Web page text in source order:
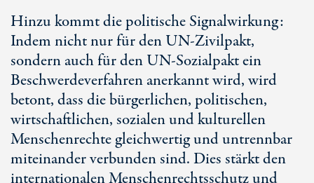
Hinzu kommt die politische Signalwirkung:
Indem nicht nur für den UN-Zivilpakt,
sondern auch für den UN-Sozialpakt ein
Beschwerdeverfahren anerkannt wird, wird
betont, dass die bürgerlichen, politischen,
wirtschaftlichen, sozialen und kulturellen
Menschenrechte gleichwertig und untrennbar
miteinander verbunden sind. Dies stärkt den